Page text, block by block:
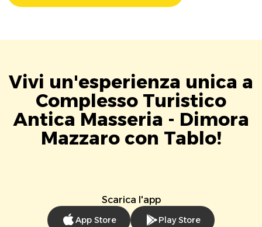
Vivi un'esperienza unica a
Complesso Turistico
Antica Masseria - Dimora
Mazzaro con Tablo!
Scarica l'app
App Store Play Store